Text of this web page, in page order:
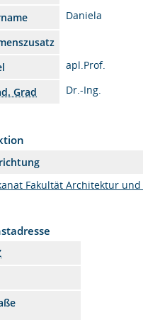
Daniela
apl.Prof.
Grad
Dr.-Ing.
Fakultät Architektur